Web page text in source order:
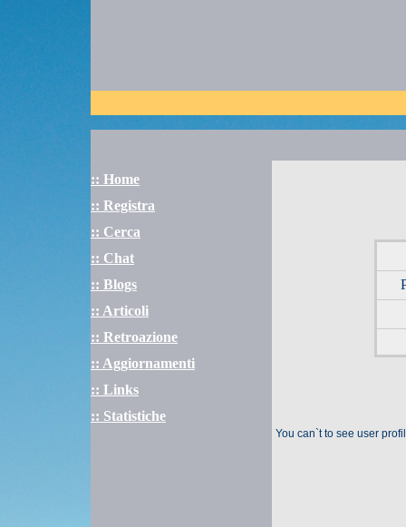
:: Home
:: Registra
:: Cerca
:: Chat
:: Blogs
:: Articoli
:: Retroazione
:: Aggiornamenti
:: Links
:: Statistiche
You can`t to see user